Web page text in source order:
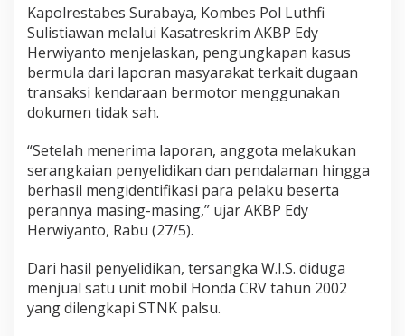
a
n
a
n
Kapolrestabes Surabaya, Kombes Pol Luthfi
Sulistiawan melalui Kasatreskrim AKBP Edy
Herwiyanto menjelaskan, pengungkapan kasus
bermula dari laporan masyarakat terkait dugaan
transaksi kendaraan bermotor menggunakan
dokumen tidak sah.
“Setelah menerima laporan, anggota melakukan
serangkaian penyelidikan dan pendalaman hingga
berhasil mengidentifikasi para pelaku beserta
perannya masing-masing,” ujar AKBP Edy
Herwiyanto, Rabu (27/5).
Dari hasil penyelidikan, tersangka W.I.S. diduga
menjual satu unit mobil Honda CRV tahun 2002
yang dilengkapi STNK palsu.